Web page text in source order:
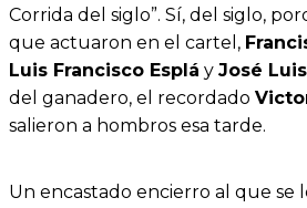
Corrida del siglo”. Sí, del siglo,
que actuaron en el cartel,
Luis Francisco Esplá y José
del ganadero, el recordado
salieron a hombros esa tarde.
Un encastado encierro al que se